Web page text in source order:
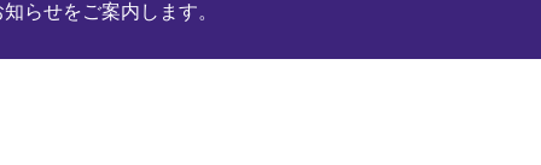
らせをご案内します。